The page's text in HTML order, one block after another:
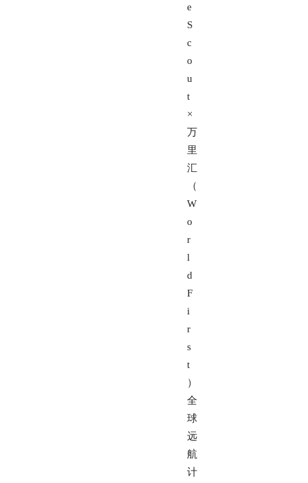
e
S
c
o
u
t
×
万
里
汇
（
W
o
r
l
d
F
i
r
s
t
）
全
球
远
航
计